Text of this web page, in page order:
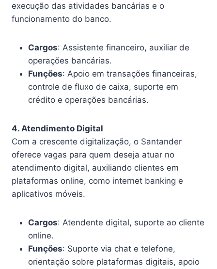
execução das atividades bancárias e o
funcionamento do banco.
Cargos: Assistente financeiro, auxiliar de
operações bancárias.
Funções: Apoio em transações financeiras,
controle de fluxo de caixa, suporte em
crédito e operações bancárias.
4. Atendimento Digital
Com a crescente digitalização, o Santander
oferece vagas para quem deseja atuar no
atendimento digital, auxiliando clientes em
plataformas online, como internet banking e
aplicativos móveis.
Cargos: Atendente digital, suporte ao cliente
online.
Funções: Suporte via chat e telefone,
orientação sobre plataformas digitais, apoio